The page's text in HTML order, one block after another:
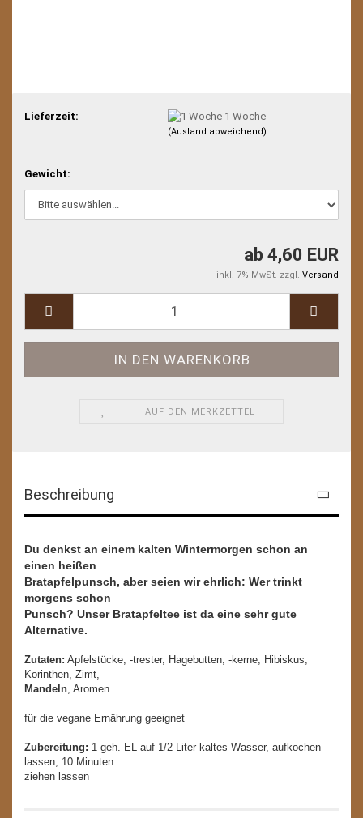
Lieferzeit: 1 Woche
(Ausland abweichend)
Gewicht:
ab 4,60 EUR
inkl. 7% MwSt. zzgl. Versand
AUF DEN MERKZETTEL
Beschreibung
Du denkst an einem kalten Wintermorgen schon an
einen heißen
Bratapfelpunsch, aber seien wir ehrlich: Wer trinkt
morgens schon
Punsch? Unser Bratapfeltee ist da eine sehr gute
Alternative.
Zutaten: Apfelstücke, -trester, Hagebutten, -kerne, Hibiskus,
Korinthen, Zimt,
Mandeln , Aromen
für die vegane Ernährung geeignet
Zubereitung: 1 geh. EL auf 1/2 Liter kaltes Wasser, aufkochen
lassen, 10 Minuten
ziehen lassen